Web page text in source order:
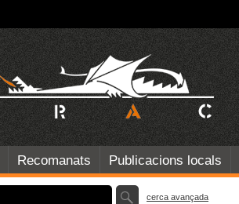
Recomanats Publicacions locals
cerca avançada